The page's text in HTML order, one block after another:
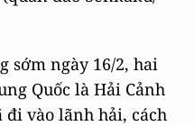
sớm ngày 16/2, hai
Quốc là Hải Cảnh
đi vào lãnh hải, cách